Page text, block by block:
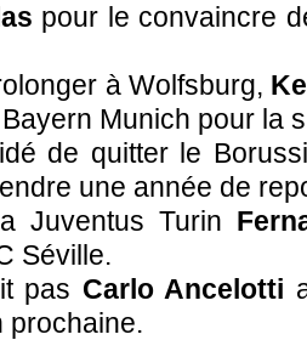
pour le convaincre
à Wolfsburg,
Munich pour la
de quitter le
une année de
Juventus Turin
Séville.
pas Carlo Ancelotti
prochaine.